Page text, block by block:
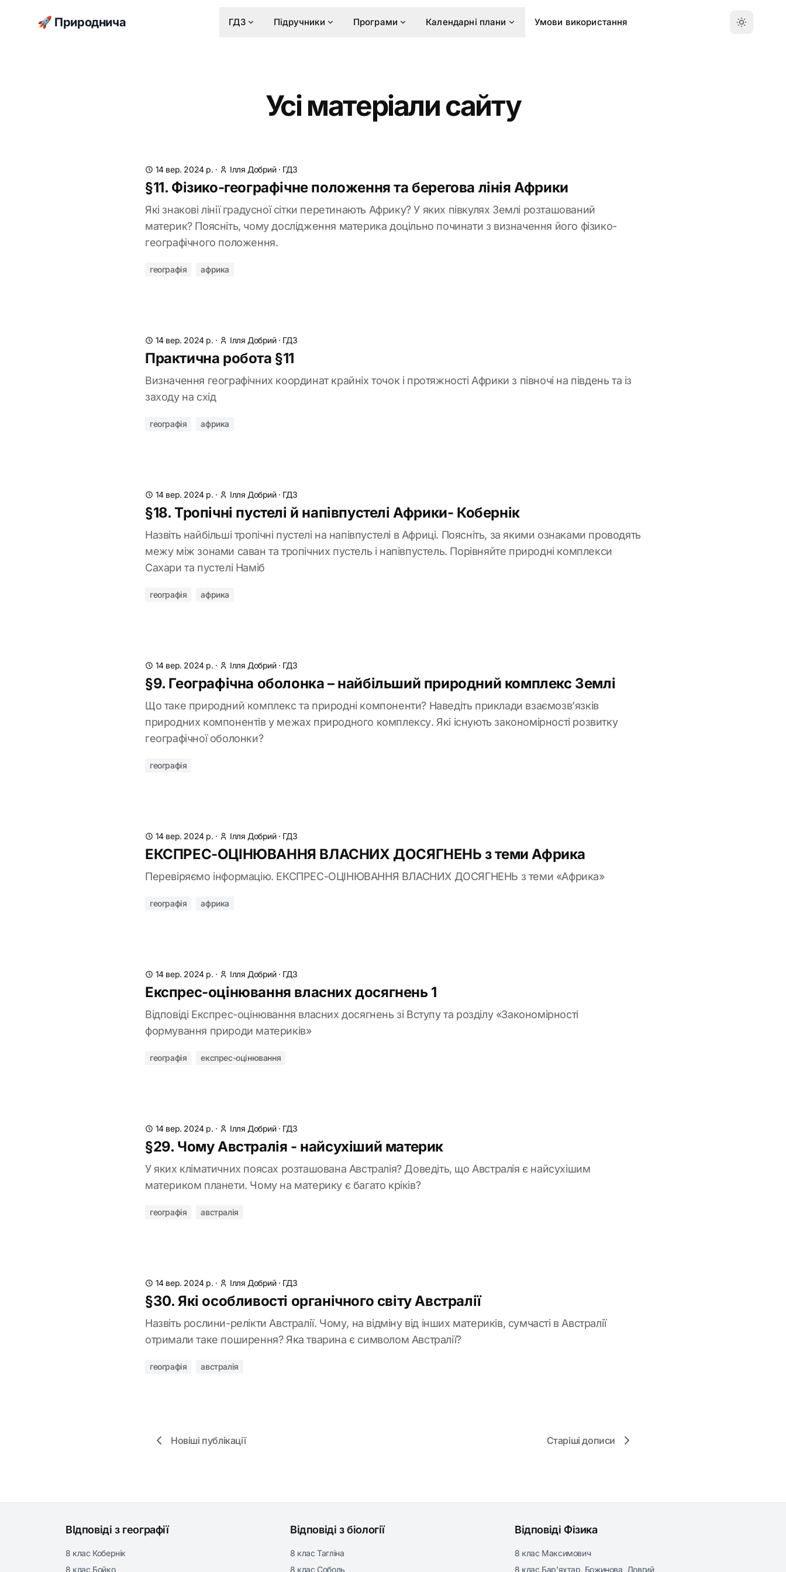
🚀 Природнича ГДЗ Підручники Програми Календарні плани Умови використання
Усі матеріали сайту
14 вер. 2024 р. · Ілля Добрий· ГДЗ
§11. Фізико-географічне положення та берегова лінія Африки
Які знакові лінії градусної сітки перетинають Африку? У яких півкулях Землі розташований
материк? Поясніть, чому дослідження материка доцільно починати з визначення його фізико-
географічного положення.
географія африка
14 вер. 2024 р. · Ілля Добрий· ГДЗ
Практична робота §11
Визначення географічних координат крайніх точок і протяжності Африки з півночі на південь та із
заходу на схід
географія африка
14 вер. 2024 р. · Ілля Добрий· ГДЗ
§18. Тропічні пустелі й напівпустелі Африки- Кобернік
Назвіть найбільші тропічні пустелі на напівпустелі в Африці. Поясніть, за якими ознаками проводять
межу між зонами саван та тропічних пустель і напівпустель. Порівняйте природні комплекси
Сахари та пустелі Наміб
географія африка
14 вер. 2024 р. · Ілля Добрий· ГДЗ
§9. Географічна оболонка – найбільший природний комплекс Землі
Що таке природний комплекс та природні компоненти? Наведіть приклади взаємозв’язків
природних компонентів у межах природного комплексу. Які існують закономірності розвитку
географічної оболонки?
географія
14 вер. 2024 р. · Ілля Добрий· ГДЗ
ЕКСПРЕС-ОЦІНЮВАННЯ ВЛАСНИХ ДОСЯГНЕНЬ з теми Африка
Перевіряємо інформацію. ЕКСПРЕС-ОЦІНЮВАННЯ ВЛАСНИХ ДОСЯГНЕНЬ з теми «Африка»
географія африка
14 вер. 2024 р. · Ілля Добрий· ГДЗ
Експрес-оцінювання власних досягнень 1
Відповіді Експрес-оцінювання власних досягнень зі Вступу та розділу «Закономірності
формування природи материків»
географія експрес-оцінювання
14 вер. 2024 р. · Ілля Добрий· ГДЗ
§29. Чому Австралія - найсухіший материк
У яких кліматичних поясах розташована Австралія? Доведіть, що Австралія є найсухішим
материком планети. Чому на материку є багато кріків?
географія австралія
14 вер. 2024 р. · Ілля Добрий· ГДЗ
§30. Які особливості органічного світу Австралії
Назвіть рослини-релікти Австралії. Чому, на відміну від інших материків, сумчасті в Австралії
отримали таке поширення? Яка тварина є символом Австралії?
географія австралія
Новіші публікації Старіші дописи
ВІдповіді з географії
8 клас Кобернік
8 клас Бойко
Відповіді з біології
8 клас Тагліна
8 клас Соболь
Відповіді Фізика
8 клас Максимович
8 клас Бар’яхтар, Божинова, Довгий